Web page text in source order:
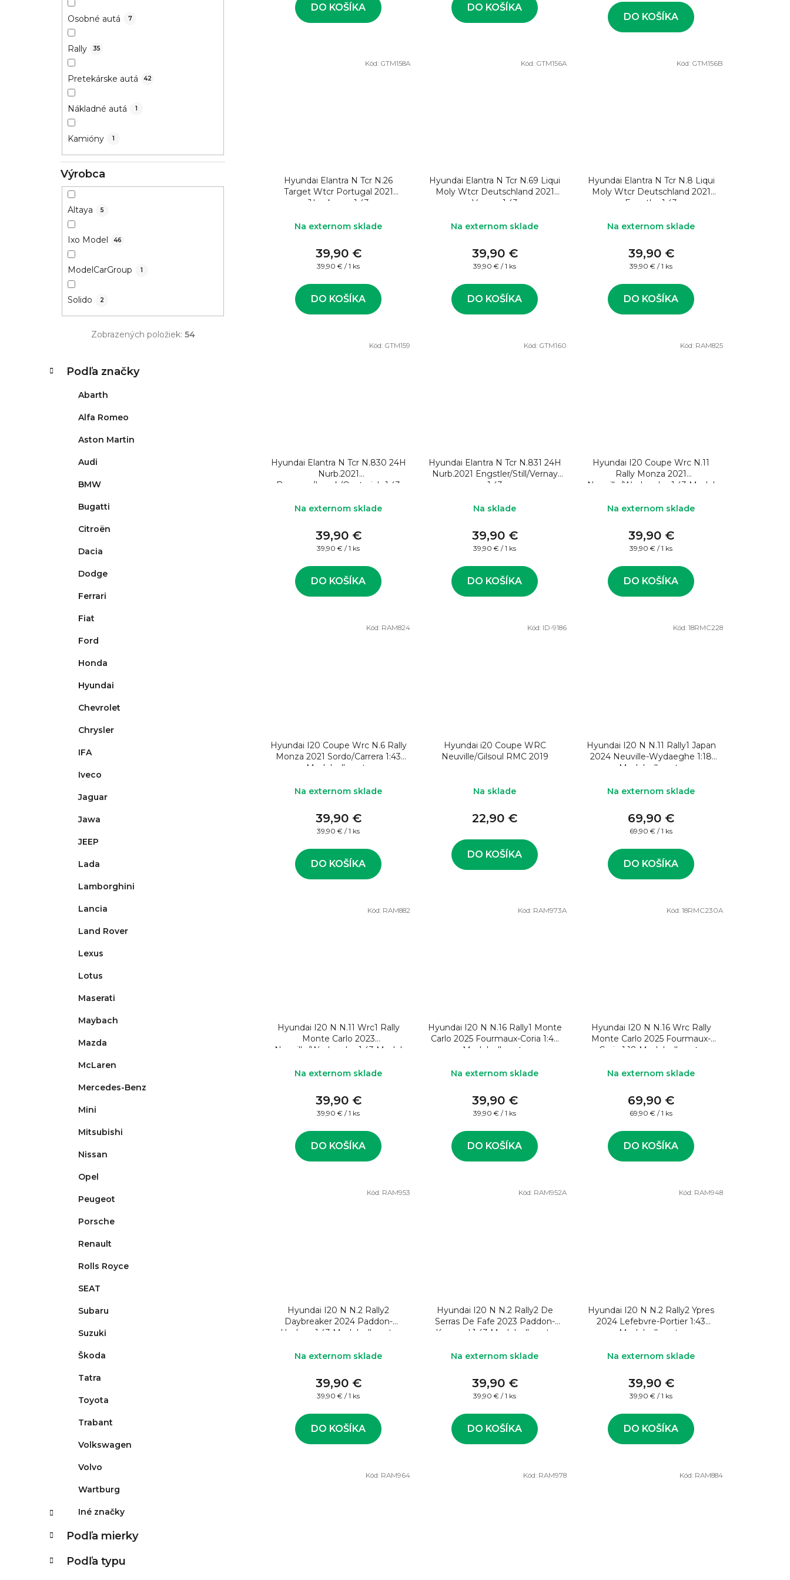
Osobné autá 7
Rally 35
Pretekárske autá 42
Nákladné autá 1
Kamióny 1
Výrobca
Altaya 5
Ixo Model 46
ModelCarGroup 1
Solido 2
Zobrazených položiek: 54
kategórie
K
a
Podľa značky
Abarth
Alfa Romeo
Aston Martin
Audi
BMW
Bugatti
Citroën
Dacia
Dodge
Ferrari
Fiat
Ford
Honda
Hyundai
Chevrolet
Chrysler
IFA
Iveco
Jaguar
Jawa
JEEP
Lada
Lamborghini
Lancia
Land Rover
Lexus
Lotus
Maserati
Maybach
Mazda
McLaren
Mercedes-Benz
Mini
Mitsubishi
Nissan
Opel
Peugeot
Porsche
Renault
Rolls Royce
SEAT
Subaru
Suzuki
Škoda
Tatra
Toyota
Trabant
Volkswagen
Volvo
Wartburg
Iné značky
Podľa mierky
Podľa typu
DO KOŠÍKA DO KOŠÍKA
DO KOŠÍKA
Hyundai Elantra N Tcr N.26
Target Wtcr Portugal 2021
J.backman 1:43
Na externom sklade
39,90 €
Jednotková
39,90 € / 1 ks
DO KOŠÍKA
Kód: GTM158A
Hyundai Elantra N Tcr N.69 Liqui
Moly Wtcr Deutschland 2021
Vernay 1:43
Na externom sklade
39,90 €
Jednotková
39,90 € / 1 ks
DO KOŠÍKA
Kód: GTM156A
Hyundai Elantra N Tcr N.8 Liqui
Moly Wtcr Deutschland 2021
Engstler 1:43
Na externom sklade
39,90 €
Jednotková
39,90 € / 1 ks
DO KOŠÍKA
Kód: GTM156B
Hyundai Elantra N Tcr N.830 24H
Nurb.2021
Basseng/Lauck/Oestreich 1:43
Na externom sklade
39,90 €
Jednotková
39,90 € / 1 ks
DO KOŠÍKA
Kód: GTM159
Hyundai Elantra N Tcr N.831 24H
Nurb.2021 Engstler/Still/Vernay
1:43
Na sklade
39,90 €
Jednotková
39,90 € / 1 ks
DO KOŠÍKA
Kód: GTM160
Hyundai I20 Coupe Wrc N.11
Rally Monza 2021
Neuville/Wydaeghe 1:43 Model
Na externom sklade
39,90 €
Jednotková
39,90 € / 1 ks
DO KOŠÍKA
Kód: RAM825
Hyundai I20 Coupe Wrc N.6 Rally
Monza 2021 Sordo/Carrera 1:43
Model rally auta
Na externom sklade
39,90 €
Jednotková
39,90 € / 1 ks
DO KOŠÍKA
Kód: RAM824
Hyundai i20 Coupe WRC
Neuville/Gilsoul RMC 2019
Na sklade
22,90 €
DO KOŠÍKA
Kód: ID-9186
Hyundai I20 N N.11 Rally1 Japan
2024 Neuville-Wydaeghe 1:18
Model rally auta
Na externom sklade
69,90 €
Jednotková
69,90 € / 1 ks
DO KOŠÍKA
Kód: 18RMC228
Hyundai I20 N N.11 Wrc1 Rally
Monte Carlo 2023
Neuville/Wydaeghe 1:43 Model
Na externom sklade
39,90 €
Jednotková
39,90 € / 1 ks
DO KOŠÍKA
Kód: RAM882
Hyundai I20 N N.16 Rally1 Monte
Carlo 2025 Fourmaux-Coria 1:43
Model rally auta
Na externom sklade
39,90 €
Jednotková
39,90 € / 1 ks
DO KOŠÍKA
Kód: RAM973A
Hyundai I20 N N.16 Wrc Rally
Monte Carlo 2025 Fourmaux-
Coria 1:18 Model rally auta
Na externom sklade
69,90 €
Jednotková
69,90 € / 1 ks
DO KOŠÍKA
Kód: 18RMC230A
Hyundai I20 N N.2 Rally2
Daybreaker 2024 Paddon-
Hudson 1:43 Model rally auta
Na externom sklade
39,90 €
Jednotková
39,90 € / 1 ks
DO KOŠÍKA
Kód: RAM953
Hyundai I20 N N.2 Rally2 De
Serras De Fafe 2023 Paddon-
Kennard 1:43 Model rally auta
Na externom sklade
39,90 €
Jednotková
39,90 € / 1 ks
DO KOŠÍKA
Kód: RAM952A
Hyundai I20 N N.2 Rally2 Ypres
2024 Lefebvre-Portier 1:43
Model rally auta
Na externom sklade
39,90 €
Jednotková
39,90 € / 1 ks
DO KOŠÍKA
Kód: RAM948
Kód: RAM964 Kód: RAM978 Kód: RAM884